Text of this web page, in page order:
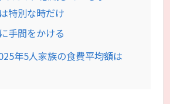
特別な時だけ
手間をかける
年5人家族の食費平均額は